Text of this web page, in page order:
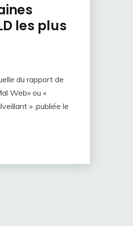
les plus
du rapport de
Web» ou «
» ,publiée le